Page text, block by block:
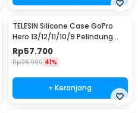
TELESIN Silicone Case GoPro
Hero 13/12/11/10/9 Pelindung
Kamera Aksi - S6-PTC-010-
TGP
Rp57.700
Rp96.900 41%
+ Keranjang